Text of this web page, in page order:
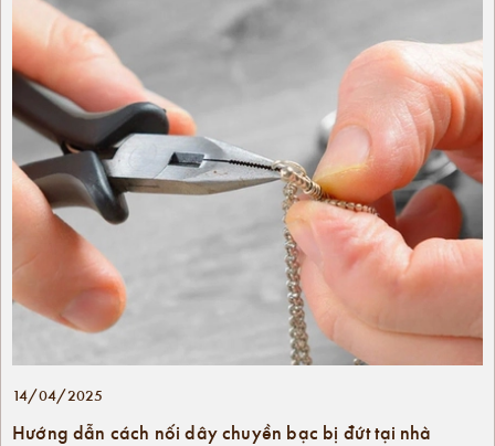
14/04/2025
Hướng dẫn cách nối dây chuyền bạc bị đứt tại nhà